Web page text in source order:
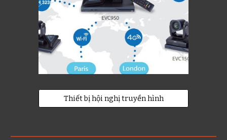
Thiết bị hội nghị truyền hình